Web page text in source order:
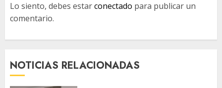
Lo siento, debes estarconectado para publicar un
comentario.
NOTICIAS RELACIONADAS